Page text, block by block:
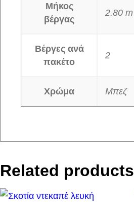
Μήκος
βέργας
2.80 m
Βέργες ανά
πακέτο
2
Χρώμα Μπεζ
Related products